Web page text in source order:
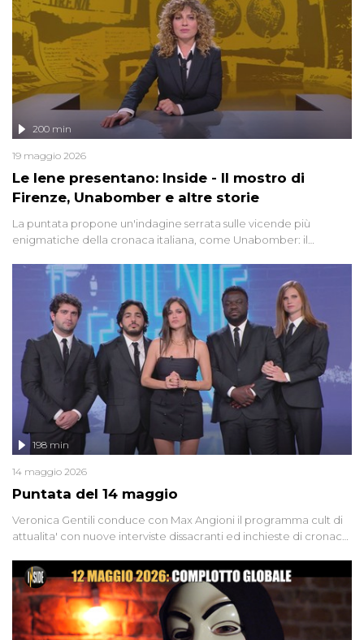
Le Iene presentano: Inside - Il mostro di
Firenze, Unabomber e altre storie
200 min
19 maggio 2026
La puntata propone un'indagine serrata sulle vicende più
enigmatiche della cronaca italiana, come Unabomber: il
'90 e il 2000 che, inquietantemente, potrebbe essere ancora in
libertà. Lo speciale affronta inoltre le zone d'ombra sul Mostro di
Firenze, le cui responsabilità appaiono ancora oggi avvolte in un
groviglio di dubbi mai chiariti. Nel corso dello speciale anche
l'intervista inedita a Olindo Romano, realizzata ne...
Puntata del 14 maggio
198 min
14 maggio 2026
Veronica Gentili conduce con Max Angioni il programma cult di
attualita' con nuove interviste dissacranti ed inchieste di cronaca